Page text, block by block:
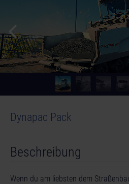
© [Translate to German:]
Dynapac Pack
Beschreibung
Wenn du am liebsten dem